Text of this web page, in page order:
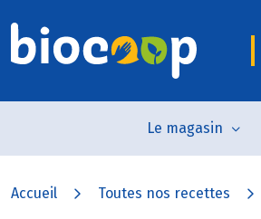
Le magasin
Accueil Toutes nos recettes